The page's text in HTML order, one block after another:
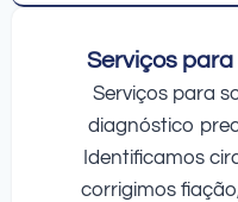
Serviços
Serviços para
diagnóstico
Identificamos
corrigimos